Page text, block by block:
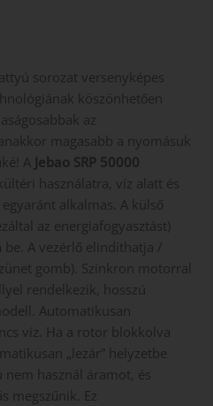
sorozat versenyképes
köszönhetően
az
magasabb a nyomásuk
A Jebao SRP 50000
használatra, víz alatt és
alkalmas. A külső
az energiafogyasztást)
A vezérlő elindíthatja /
gomb). Szinkron motorral
rendelkezik, hosszú
Automatikusan
víz. Ha a rotor blokkolva
„lezár” helyzetbe
használ áramot, és
megszűnik. Ez